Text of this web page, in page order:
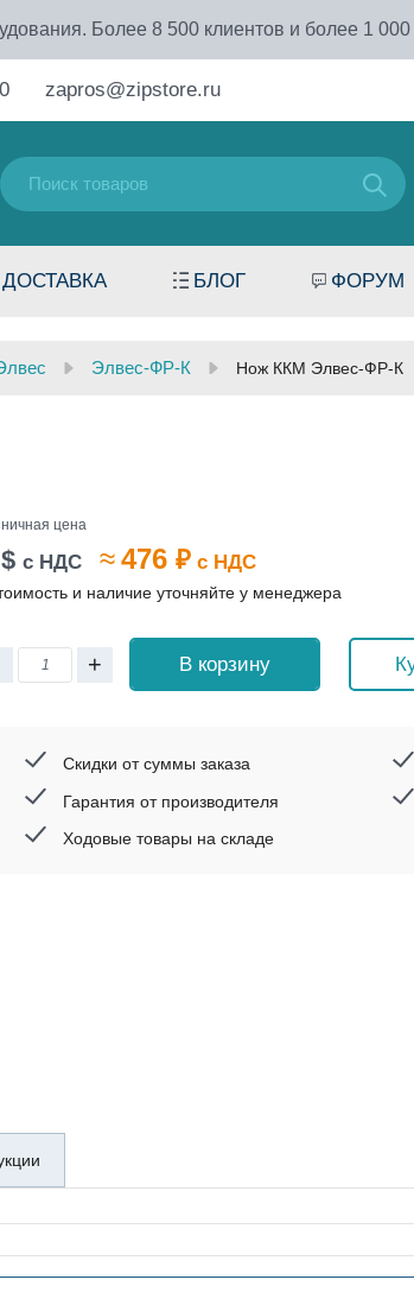
Более 8 500 клиентов и более 1
zapros@zipstore.ru
БЛОГ ФОРУМ
Элвес-ФР-К Нож ККМ Элвес-ФР-К
цена
$ с НДС ≈476 ₽ с НДС
и наличие уточняйте у менеджера
+ В корзину
Скидки от суммы заказа
Гарантия от производителя
Ходовые товары на складе